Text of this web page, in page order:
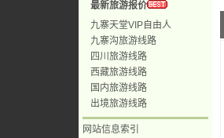
最新旅游报价
九寨天堂VIP自由人
九寨沟旅游线路
四川旅游线路
西藏旅游线路
国内旅游线路
出境旅游线路
网站信息索引